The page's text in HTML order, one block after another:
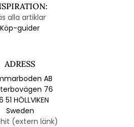
alla artiklar
Köp-guider
ADRESS
AB
76
51 HÖLLVIKEN
Sweden
(extern länk)